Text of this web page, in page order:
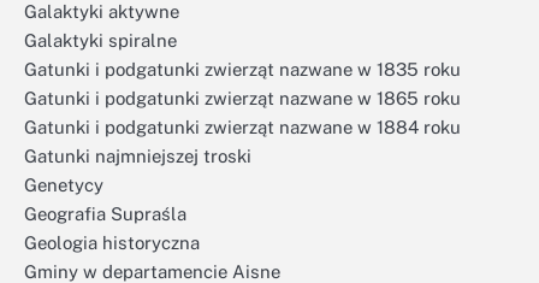
Galaktyki aktywne
Galaktyki spiralne
Gatunki i podgatunki zwierząt nazwane w 1835 roku
Gatunki i podgatunki zwierząt nazwane w 1865 roku
Gatunki i podgatunki zwierząt nazwane w 1884 roku
Gatunki najmniejszej troski
Genetycy
Geografia Supraśla
Geologia historyczna
Gminy w departamencie Aisne